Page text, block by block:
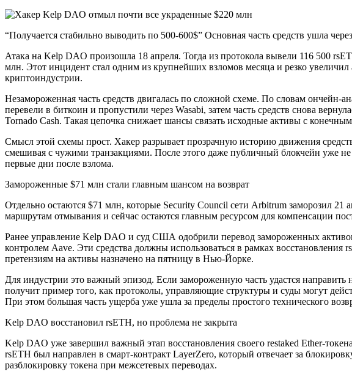
“Получается стабильно выводить по 500-600$” Основная часть средств ушла
Атака на Kelp DAO произошла 18 апреля. Тогда из протокола вывели 116 500
млн. Этот инцидент стал одним из крупнейших взломов месяца и резко увеличил
криптоиндустрии.
Незамороженная часть средств двигалась по сложной схеме. По словам ончейн-
перевели в биткоин и пропустили через Wasabi, затем часть средств снова
Tornado Cash. Такая цепочка снижает шансы связать исходные активы с
Смысл этой схемы прост. Хакер разрывает прозрачную историю движения
смешивая с чужими транзакциями. После этого даже публичный блокчейн уже не
первые дни после взлома.
Замороженные $71 млн стали главным шансом на возврат
Отдельно остаются $71 млн, которые Security Council сети Arbitrum заморозил 21
маршрутам отмывания и сейчас остаются главным ресурсом для компенсации
Ранее управление Kelp DAO и суд США одобрили перевод замороженных
контролем Aave. Эти средства должны использоваться в рамках
претензиям на активы назначено на пятницу в Нью-Йорке.
Для индустрии это важный эпизод. Если замороженную часть удастся направить
получит пример того, как протоколы, управляющие структуры и суды могут
При этом большая часть ущерба уже ушла за пределы простого технического
Kelp DAO восстановил rsETH, но проблема не закрыта
Kelp DAO уже завершил важный этап восстановления своего restaked Ether-
rsETH был направлен в смарт-контракт LayerZero, который отвечает за
разблокировку токена при межсетевых переводах.